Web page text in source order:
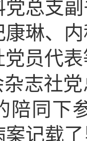
总支
琳、
员代
志社
陪同下
记载